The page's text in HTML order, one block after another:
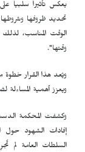
يعكس تأثيراً سلبياً
تحديد ظروفها وشروطها
الوقت المناسب،
وقتها".
ويُعد هذا القرار
ويعزز أهمية المساءلة
وكشفت المحكمة
إفادات الشهود حول
السلطات العامة لم